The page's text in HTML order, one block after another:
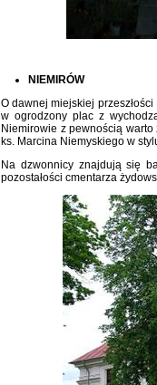
NIEMIRÓW
O dawnej miejskiej
w ogrodzony plac z
Niemirowie z pewnością warto
ks. Marcina Niemyskiego w
Na dzwonnicy znajdują się
pozostałości cmentarza